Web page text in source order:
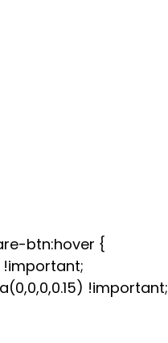
btn:hover {
!important;